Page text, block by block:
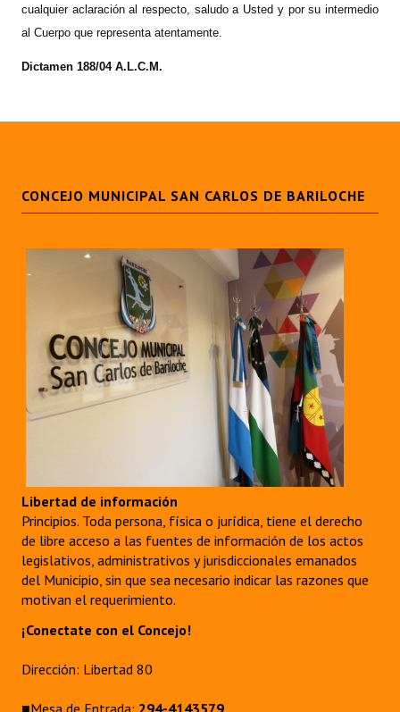
cualquier aclaración al respecto, saludo a Usted y por su intermedio
al Cuerpo que representa atentamente.
Dictamen 188/04 A.L.C.M.
CONCEJO MUNICIPAL SAN CARLOS DE BARILOCHE
Libertad de información
Principios. Toda persona, física o jurídica, tiene el derecho
de libre acceso a las fuentes de información de los actos
legislativos, administrativos y jurisdiccionales emanados
del Municipio, sin que sea necesario indicar las razones que
motivan el requerimiento.
¡Conectate con el Concejo!
Dirección: Libertad 80
■Mesa de Entrada: 294-4143579